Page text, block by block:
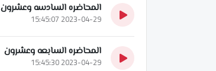
المحاضره السادسه وعشرون
2023-04-29 15:45:07
المحاضره السابعه وعشرون
2023-04-29 15:45:30